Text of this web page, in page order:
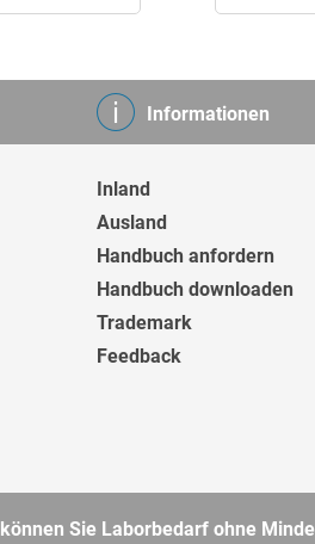
Informationen
Inland
Ausland
Handbuch anfordern
Handbuch downloaden
Trademark
Feedback
Sie Laborbedarf ohne